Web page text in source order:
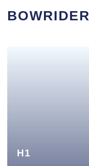
BOWRIDER
H1